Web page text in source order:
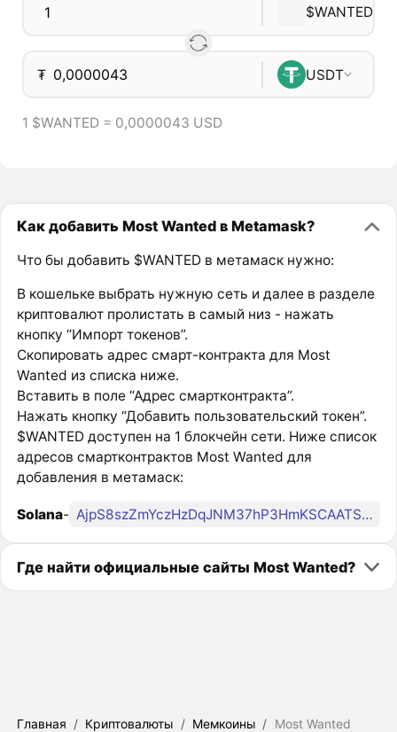
$WANTED
₮ USDT
1 $WANTED = 0,0000043 USD
Как добавить Most Wanted в Metamask?
Что бы добавить $WANTED в метамаск нужно:
В кошельке выбрать нужную сеть и далее в разделе
криптовалют пролистать в самый низ - нажать
кнопку “Импорт токенов”.
Скопировать адрес смарт-контракта для Most
Wanted из списка ниже.
Вставить в поле “Адрес смартконтракта”.
Нажать кнопку “Добавить пользовательский токен”.
$WANTED доступен на 1 блокчейн сети. Ниже список
адресов смартконтрактов Most Wanted для
добавления в метамаск:
Solana- AjpS8szZmYczHzDqJNM37hP3HmKSCAATStH31fVTE6aB
Где найти официальные сайты Most Wanted?
Главная / Криптовалюты / Мемкоины / Most Wanted